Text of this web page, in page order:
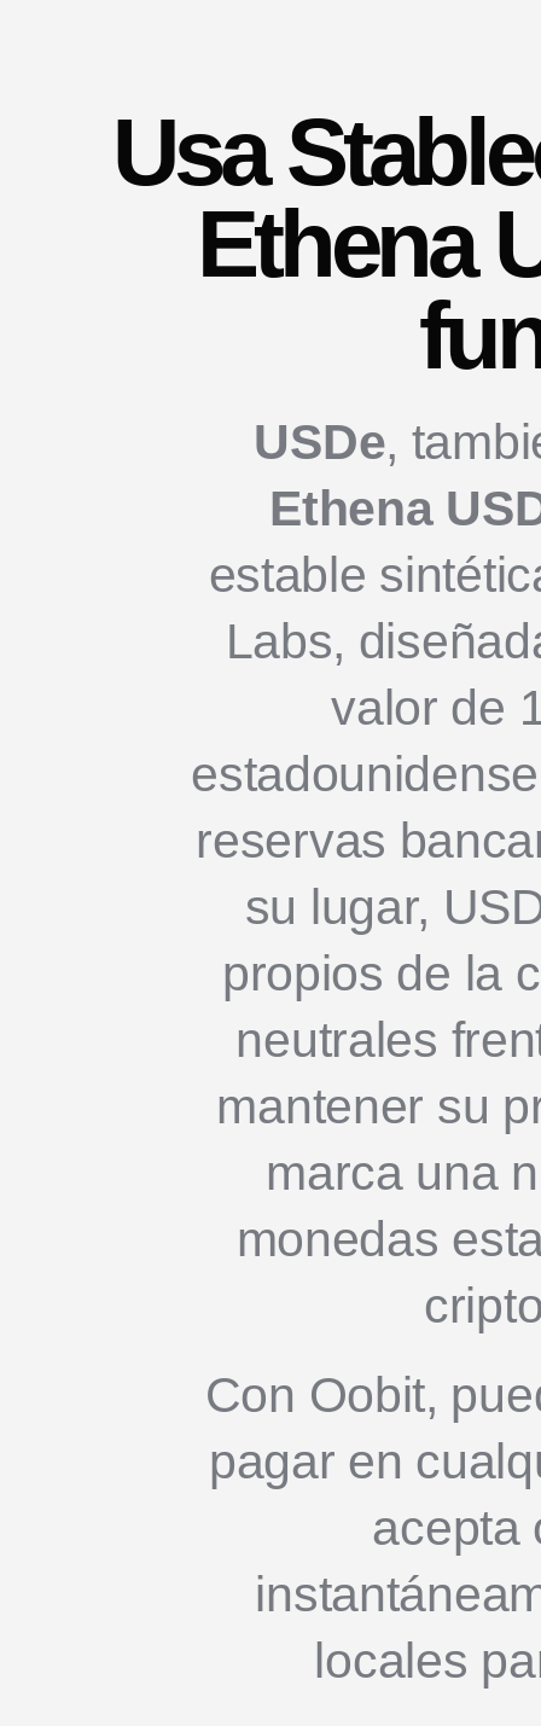
Usa
Ethena
USDe,
Ethena
estable
Labs,
valor de
reservas
su lugar,
propios de la
neutrales
mantener su
marca una
monedas
Con Oobit,
pagar en
acepta
locales